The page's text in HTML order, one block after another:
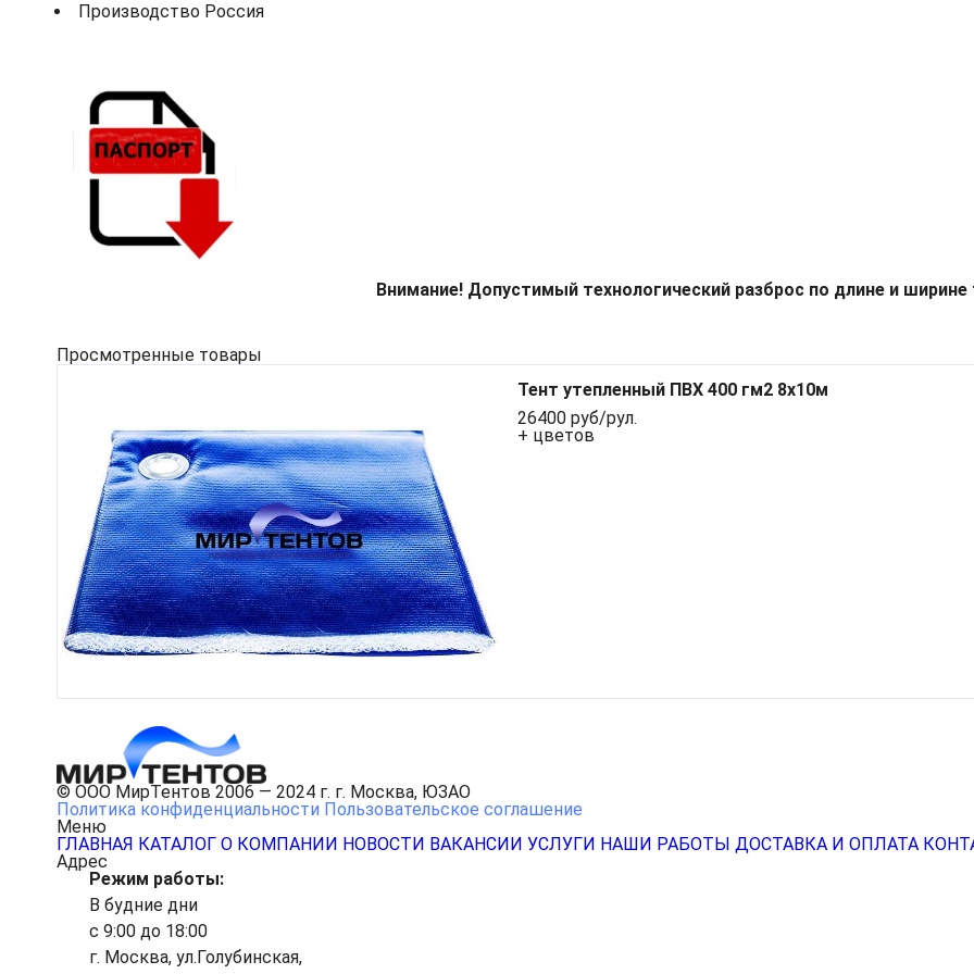
Производство Россия
Внимание! Допустимый технологический разброс по длине и ширине
Просмотренные товары
Тент утепленный ПВХ 400 гм2 8х10м
26400 руб/рул.
+ цветов
© ООО МирТентов 2006 — 2024 г. г. Москва, ЮЗАО
Политика конфиденциальности Пользовательское соглашение
Меню
ГЛАВНАЯ КАТАЛОГ О КОМПАНИИ НОВОСТИ ВАКАНСИИ УСЛУГИ НАШИ РАБОТЫ ДОСТАВКА И ОПЛАТА
Адрес
Режим работы:
В будние дни
с 9:00 до 18:00
г. Москва, ул.Голубинская,